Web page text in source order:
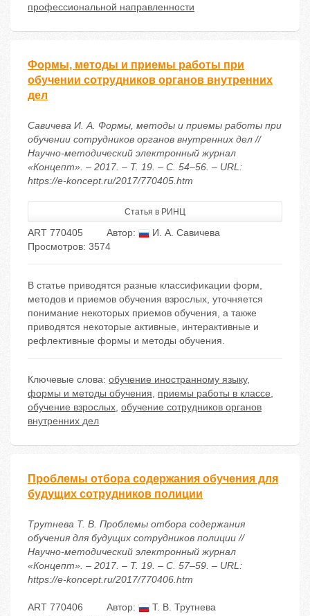
профессиональной направленности
Формы, методы и приемы работы при
обучении сотрудников органов внутренних
дел
Савичева И. А. Формы, методы и приемы работы при
обучении сотрудников органов внутренних дел //
Научно-методический электронный журнал
«Концепт». – 2017. – Т. 19. – С. 54–56. – URL:
https://e-koncept.ru/2017/770405.htm
Статья в РИНЦ
ART 770405 Автор:
И. А. Савичева
Просмотров: 3574
В статье приводятся разные классификации форм,
методов и приемов обучения взрослых, уточняется
понимание некоторых приемов обучения, а также
приводятся некоторые активные, интерактивные и
рефлективные формы и методы обучения.
Ключевые слова: обучение иностранному языку,
формы и методы обучения, приемы работы в классе,
обучение взрослых, обучение сотрудников органов
внутренних дел
Проблемы отбора содержания обучения для
будущих сотрудников полиции
Трутнева Т. В. Проблемы отбора содержания
обучения для будущих сотрудников полиции //
Научно-методический электронный журнал
«Концепт». – 2017. – Т. 19. – С. 57–59. – URL:
https://e-koncept.ru/2017/770406.htm
ART 770406 Автор:
Т. В. Трутнева